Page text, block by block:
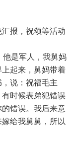
报，祝颂等活动
他是军人，我舅妈
起来，舅妈带着
说：祝福毛主
时候表弟犯错误
错误。我后来意
给我舅舅，所以